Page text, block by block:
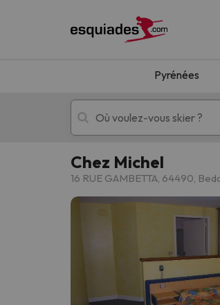
Pyrénées
Séjours au ski
Oups, nous n'avons pas
Chez Michel
16 RUE GAMBETTA, 64490,